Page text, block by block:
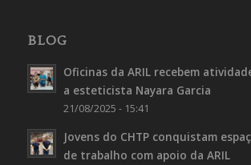
BLOG
Oficinas da ARIL recebem
a esteticista Nayara Garcia
21/08/2025 - 15:41
Jovens do CHTP conquistam
de trabalho com apoio da ARIL